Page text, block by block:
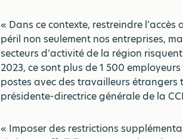
« Dans ce contexte, restreindre
péril non seulement nos entreprises,
secteurs d’activité de la région
2023, ce sont plus de 1 500
postes avec des travailleurs étrangers
présidente-directrice générale de la
« Imposer des restrictions